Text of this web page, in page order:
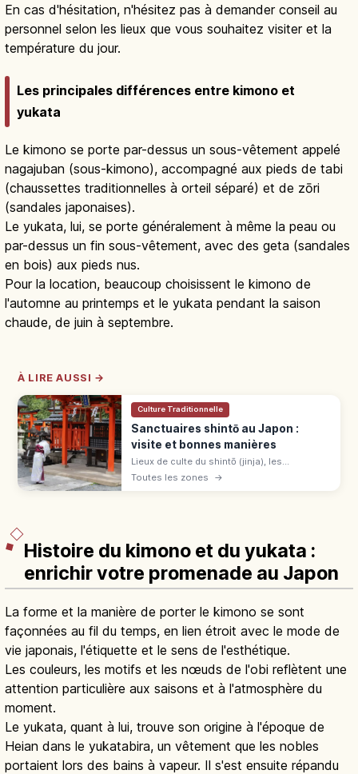
En cas d'hésitation, n'hésitez pas à demander conseil au
personnel selon les lieux que vous souhaitez visiter et la
température du jour.
Les principales différences entre kimono et
yukata
Le kimono se porte par-dessus un sous-vêtement appelé
nagajuban (sous-kimono), accompagné aux pieds de tabi
(chaussettes traditionnelles à orteil séparé) et de zōri
(sandales japonaises).
Le yukata, lui, se porte généralement à même la peau ou
par-dessus un fin sous-vêtement, avec des geta (sandales
en bois) aux pieds nus.
Pour la location, beaucoup choisissent le kimono de
l'automne au printemps et le yukata pendant la saison
chaude, de juin à septembre.
À LIRE AUSSI →
Culture Traditionnelle
Sanctuaires shintō au Japon :
visite et bonnes manières
Lieux de culte du shintō (jinja), les
sanctuaires japonais sont environ 80 000
Toutes les zones →
Histoire du kimono et du yukata :
enrichir votre promenade au Japon
La forme et la manière de porter le kimono se sont
façonnées au fil du temps, en lien étroit avec le mode de
vie japonais, l'étiquette et le sens de l'esthétique.
Les couleurs, les motifs et les nœuds de l'obi reflètent une
attention particulière aux saisons et à l'atmosphère du
moment.
Le yukata, quant à lui, trouve son origine à l'époque de
Heian dans le yukatabira, un vêtement que les nobles
portaient lors des bains à vapeur. Il s'est ensuite répandu